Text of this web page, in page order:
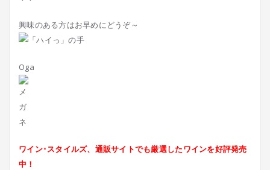
興味のある方はお早めにどうぞ～
Oga
ワイン･スタイルズ、通販サイトでも厳選したワインを好評発売
中！